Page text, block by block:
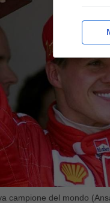
campione del mondo